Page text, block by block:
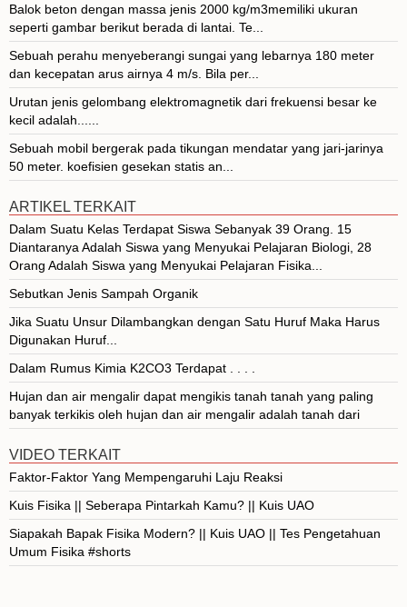
Balok beton dengan massa jenis 2000 kg/m3memiliki ukuran
seperti gambar berikut berada di lantai. Te...
Sebuah perahu menyeberangi sungai yang lebarnya 180 meter
dan kecepatan arus airnya 4 m/s. Bila per...
Urutan jenis gelombang elektromagnetik dari frekuensi besar ke
kecil adalah......
Sebuah mobil bergerak pada tikungan mendatar yang jari-jarinya
50 meter. koefisien gesekan statis an...
ARTIKEL TERKAIT
Dalam Suatu Kelas Terdapat Siswa Sebanyak 39 Orang. 15
Diantaranya Adalah Siswa yang Menyukai Pelajaran Biologi, 28
Orang Adalah Siswa yang Menyukai Pelajaran Fisika...
Sebutkan Jenis Sampah Organik
Jika Suatu Unsur Dilambangkan dengan Satu Huruf Maka Harus
Digunakan Huruf...
Dalam Rumus Kimia K2CO3 Terdapat . . . .
Hujan dan air mengalir dapat mengikis tanah tanah yang paling
banyak terkikis oleh hujan dan air mengalir adalah tanah dari
VIDEO TERKAIT
Faktor-Faktor Yang Mempengaruhi Laju Reaksi
Kuis Fisika || Seberapa Pintarkah Kamu? || Kuis UAO
Siapakah Bapak Fisika Modern? || Kuis UAO || Tes Pengetahuan
Umum Fisika #shorts